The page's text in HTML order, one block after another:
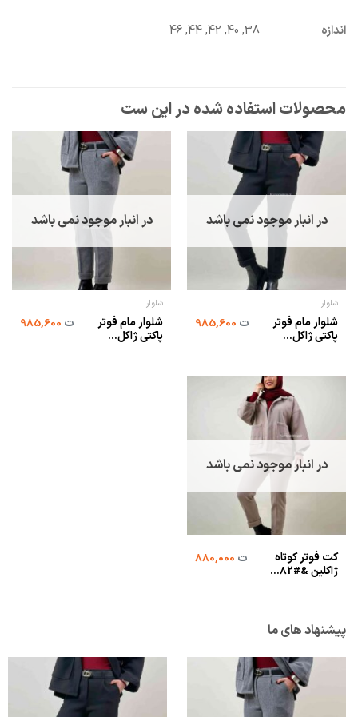
اندازه 38, 40, 42, 44, 46
در انبار موجود نمی باشد
شلوار
شلوار مام فوتر
پاکتی ژاکل...
ت985,600
در انبار موجود نمی باشد
شلوار
شلوار مام فوتر
پاکتی ژاکل...
ت985,600
در انبار موجود نمی باشد
کت فوتر کوتاه
ژاکلین &#82...
ت880,000
پیشنهاد های ما